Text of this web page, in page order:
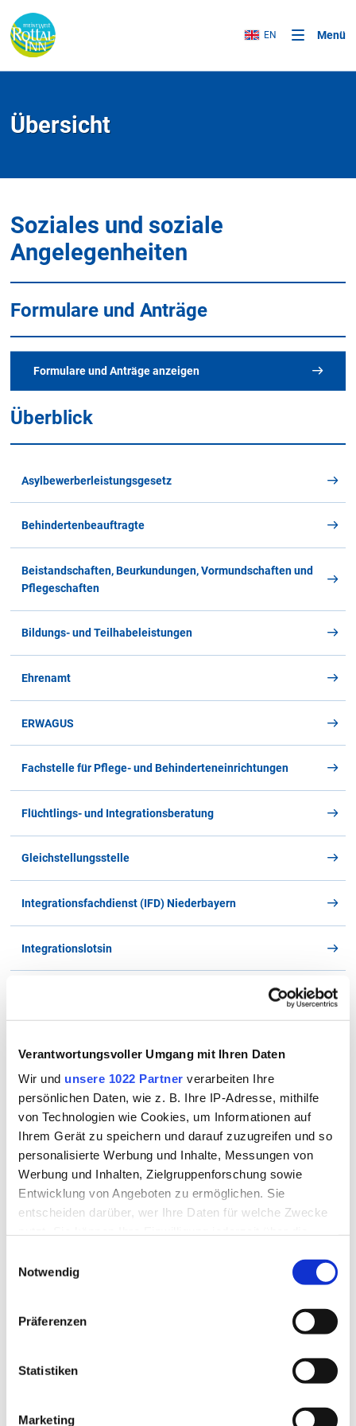
Verantwortungsvoller Umgang mit Ihren Daten
Wir und unsere 1022 Partner verarbeiten Ihre
persönlichen Daten, wie z. B. Ihre IP-Adresse, mithilfe
von Technologien wie Cookies, um Informationen auf
Ihrem Gerät zu speichern und darauf zuzugreifen und so
personalisierte Werbung und Inhalte, Messungen von
Werbung und Inhalten, Zielgruppenforschung sowie
Entwicklung von Angeboten zu ermöglichen. Sie
entscheiden darüber, wer Ihre Daten für welche Zwecke
Trigger Symbol ändern oder widerrufen
Informationen über Ihre geografische Lage erfassen,
Ihr Gerät durch aktives Scannen nach bestimmten
Erfahren Sie mehr darüber, wie Ihre persönlichen Daten
Notwendig
Präferenzen
Statistiken
Marketing
EN Menü
Übersicht
Soziales und soziale
Angelegenheiten
Formulare und Anträge
Formulare und Anträge anzeigen
im Überblick
A B C D E F G H I J K
L M
S
PDF
Download
Überblick
Asylbewerberleistungsgesetz
Behindertenbeauftragte
Beistandschaften, Beurkundungen, Vormundschaften und
Pflegeschaften
Bildungs- und Teilhabeleistungen
Ehrenamt
ERWAGUS
Fachstelle für Pflege- und Behinderteneinrichtungen
Flüchtlings- und Integrationsberatung
Gleichstellungsstelle
Integrationsfachdienst (IFD) Niederbayern
Integrationslotsin
Schulfinanzierungsrecht
Psychisch-Kranken-Hilfe, Suchthilfe und Prävention
Selbsthilfegruppen im Landkreis
Senioren-Informationen
Sozialhilfe
Sportförderung & Vereinspauschale
Versicherungsamt
Wohnberechtigungsscheine
Wohngeld